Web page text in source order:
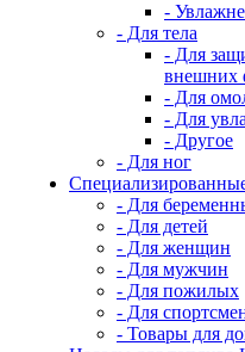
-
- Для тела
- Для
внешних
- Для
- Для
- Другое
- Для ног
- Для
- Для детей
- Для женщин
- Для мужчин
- Для пожилых
- Для
- Товары для